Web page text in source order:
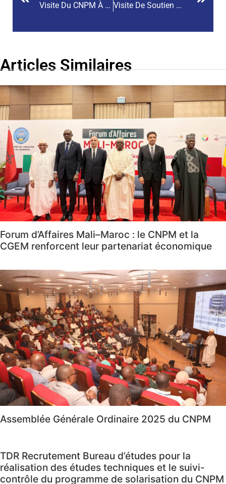
Visite Du CNPM À L’entreprise SEMM-SA À Diago
Visite De Soutien Du CNPM À L’Entreprise BRAMALI
Articles Similaires
Forum d’Affaires Mali–Maroc : le CNPM et la
CGEM renforcent leur partenariat économique
Assemblée Générale Ordinaire 2025 du CNPM
TDR Recrutement Bureau d’études pour la
réalisation des études techniques et le suivi-
contrôle du programme de solarisation du CNPM